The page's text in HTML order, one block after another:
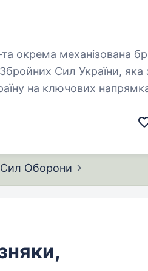
Сил України, яка
на ключових
Сил Оборони